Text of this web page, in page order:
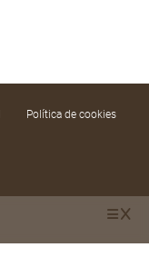
Política de cookies